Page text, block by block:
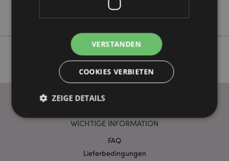
WICHTIGE INFORMATION
FAQ
Lieferbedingungen
VERSTANDEN
COOKIES VERBIETEN
ZEIGE DETAILS
Unbedingt notwendige
Ausrichten
Funktions